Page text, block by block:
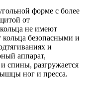
форме с более
от
не имеют
кольца безопасными и
и
аппарат,
спины, разгружается
ног и пресса.